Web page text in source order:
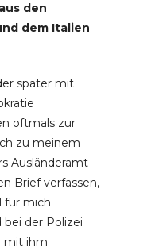
den
dem Italien
später mit
oftmals zur
zu meinem
Ausländeramt
Brief verfassen,
für mich
der Polizei
mit ihm